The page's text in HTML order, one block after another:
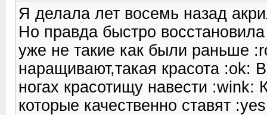
Я делала лет восемь назад
Но правда быстро
уже не такие как были раньше
наращивают,такая красота :ok:
ногах красотищу навести
которые качественно ставят